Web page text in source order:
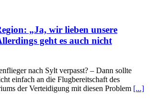
„Ja, wir lieben unsere
geht es auch nicht
nach Sylt verpasst? – Dann sollte
einfach an die Flugbereitschaft des
der Verteidigung mit diesen Problem [...]